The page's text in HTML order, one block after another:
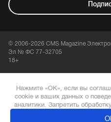
© 2006-2026 CMS Magazine
Эл № ФС 77-32705
18+
Нажмите «ОК», если вы
cookie и ваших данных о
аналитики. Запретить